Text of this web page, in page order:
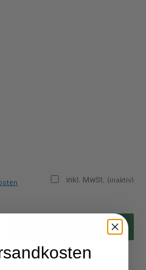
inkl. MwSt. (inaktiv)
ein oder benutze die Schaltflächen um die